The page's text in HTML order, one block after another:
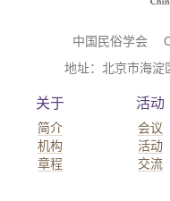
中国民俗学会
地址：北京市海淀
关于
简介
机构
章程
活动
会议
活动
交流